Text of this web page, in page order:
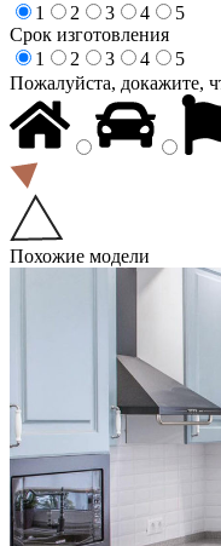
1
2 3 4
5
Срок изготовления
1
2 3 4
5
Пожалуйста, докажите,
Похожие модели